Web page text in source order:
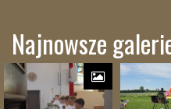
Najnowsze